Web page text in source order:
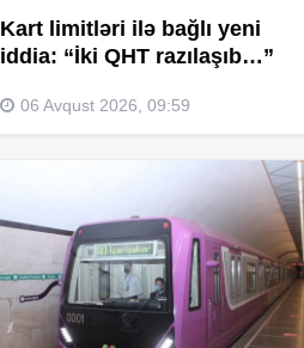
Kart limitləri ilə bağlı yeni
iddia: “İki QHT razılaşıb…”
06 Avqust 2026, 09:59